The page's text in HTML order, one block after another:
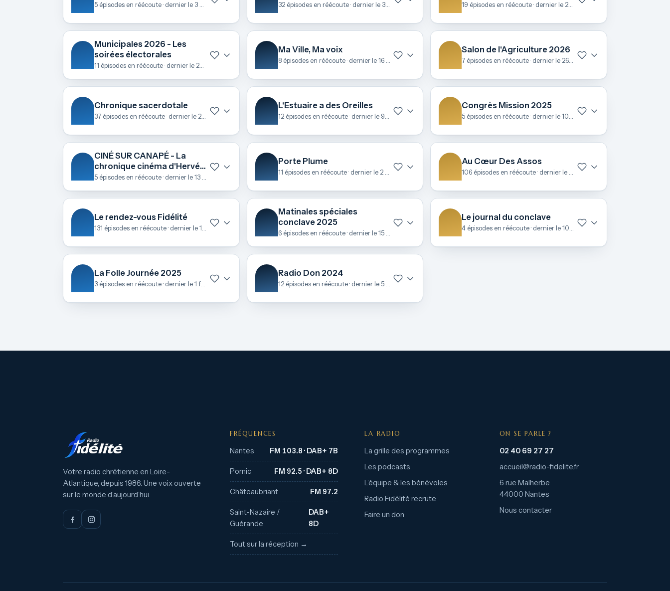
32 épisodes en réécoute · dernier le 31 mars
Municipales 2026 - Les
soirées électorales
11 épisodes en réécoute · dernier le 23 mars
Ma Ville, Ma voix Salon de l'Agriculture 2026
Chronique sacerdotale L'Estuaire a des Oreilles Congrès Mission 2025
CINÉ SUR CANAPÉ - La
chronique cinéma d'Hervé
Le Roch
5 épisodes en réécoute · dernier le 13 octobre
Porte Plume Au Cœur Des Assos
Le rendez-vous Fidélité
Matinales spéciales
conclave 2025
6 épisodes en réécoute · dernier le 15 mai
Le journal du conclave
La Folle Journée 2025 Radio Don 2024
Votre radio chrétienne en Loire-
Atlantique, depuis 1986. Une voix ouverte
sur le monde d’aujourd’hui.
FRÉQUENCES
Nantes FM 103.8 · DAB+ 7B
Pornic FM 92.5 · DAB+ 8D
Châteaubriant FM 97.2
Saint-Nazaire /
Guérande
DAB+
8D
Tout sur la réception →
LA RADIO
La grille des programmes
Les podcasts
L’équipe & les bénévoles
Radio Fidélité recrute
Faire un don
ON SE PARLE ?
02 40 69 27 27
accueil@radio-fidelite.fr
6 rue Malherbe
44000 Nantes
Nous contacter